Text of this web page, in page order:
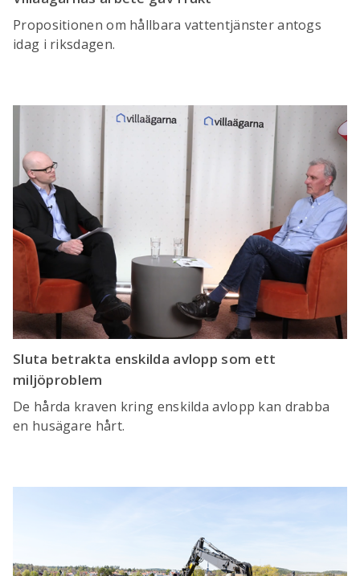
Propositionen om hållbara vattentjänster antogs
idag i riksdagen.
Sluta betrakta enskilda avlopp som ett
miljöproblem
De hårda kraven kring enskilda avlopp kan drabba
en husägare hårt.